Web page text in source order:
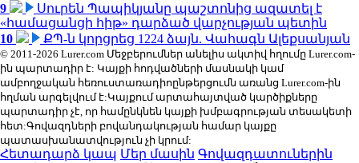
9
Սուրեն Պապիկյանը պաշտոնից ազատել է
«համացանցի հիթ» դարձած վարչության պետին
10
ՔՊ-ն կորցրեց 1224 ձայն. Վահագն Ալեքսանյան
© 2011-2026 Lurer.com Մեջբերումներ անելիս ակտիվ հղումը Lurer.com-
ին պարտադիր է: Կայքի հոդվածների մասնակի կամ
ամբողջական հեռուստառադիոընթերցումն առանց Lurer.com-ին
հղման արգելվում է:Կայքում արտահայտված կարծիքները
պարտադիր չէ, որ համընկնեն կայքի խմբագրության տեսակետի
հետ:Գովազդների բովանդակության համար կայքը
պատասխանատվություն չի կրում:
Հետադարձ կապ Մեր մասին Գովազդատուներին